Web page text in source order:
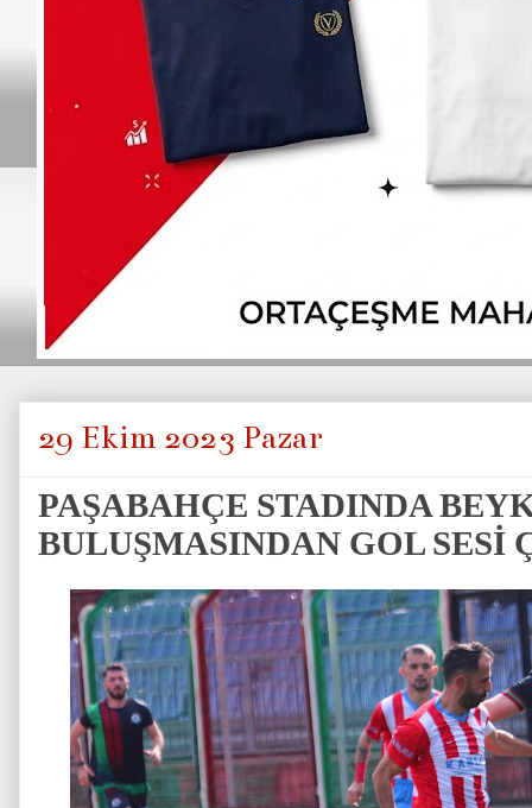
29 Ekim 2023 Pazar
PAŞABAHÇE STADINDA
BULUŞMASINDAN GOL SESİ